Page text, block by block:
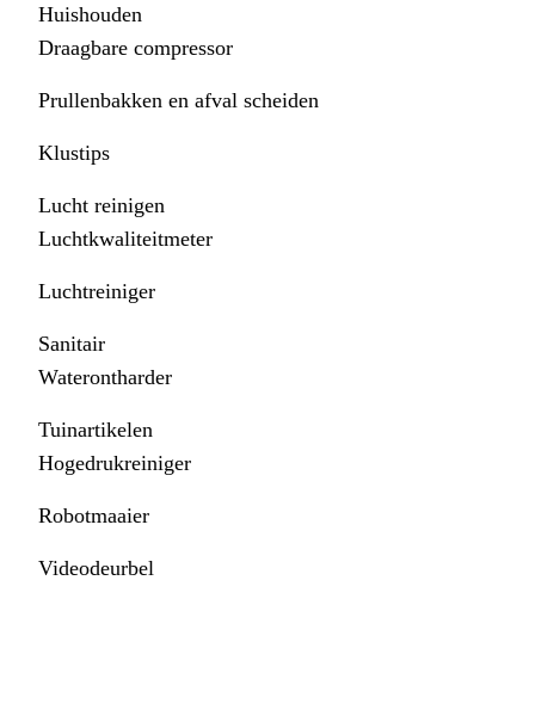
Huishouden
Draagbare compressor
Prullenbakken en afval scheiden
Klustips
Lucht reinigen
Luchtkwaliteitmeter
Luchtreiniger
Sanitair
Waterontharder
Tuinartikelen
Hogedrukreiniger
Robotmaaier
Videodeurbel